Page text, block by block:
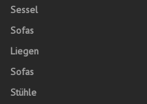
Sessel
Sofas
Liegen
Sofas
Stühle